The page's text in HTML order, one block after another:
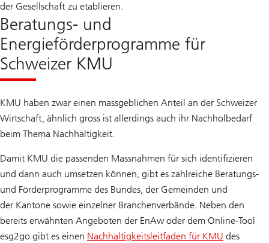
der Gesellschaft zu etablieren.
Beratungs- und
Energieförderprogramme für
Schweizer KMU
KMU haben zwar einen massgeblichen Anteil an der Schweizer
Wirtschaft, ähnlich gross ist allerdings auch ihr Nachholbedarf
beim Thema Nachhaltigkeit.
Damit KMU die passenden Massnahmen für sich identifizieren
und dann auch umsetzen können, gibt es zahlreiche Beratungs-
und Förderprogramme des Bundes, der Gemeinden und
der Kantone sowie einzelner Branchenverbände. Neben den
bereits erwähnten Angeboten der EnAw oder dem Online-Tool
esg2go gibt es einen Nachhaltigkeitsleitfaden für KMU des